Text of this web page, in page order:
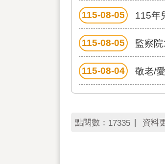
115-08-05 115年
115-08-05 監察
115-08-04 敬老/
點閱數： 17335 資料